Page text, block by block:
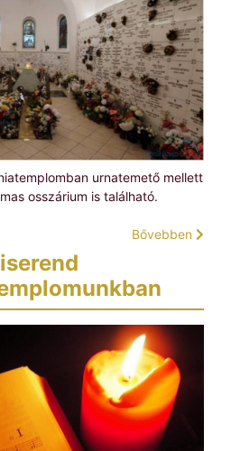
urnatemető mellett
osszárium is található.
Bővebben